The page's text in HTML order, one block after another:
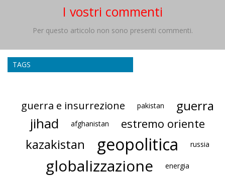
I vostri commenti
Per questo articolo non sono presenti commenti.
TAGS
guerra e insurrezione pakistan guerra
jihad afghanistan estremo oriente
kazakistan geopolitica russia
globalizzazione energia